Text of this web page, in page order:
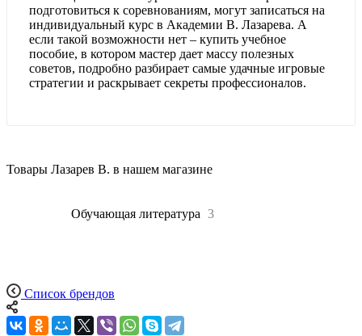
подготовиться к соревнованиям, могут записаться на
индивидуальный курс в Академии В. Лазарева. А
если такой возможности нет – купить учебное
пособие, в котором мастер дает массу полезных
советов, подробно разбирает самые удачные игровые
стратегии и раскрывает секреты профессионалов.
Товары Лазарев В. в нашем магазине
Обучающая литература 3
Список брендов